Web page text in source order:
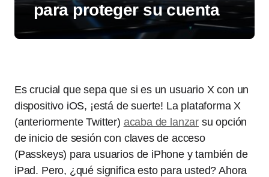
para proteger su cuenta
Es crucial que sepa que si es un usuario X con un
dispositivo iOS, ¡está de suerte! La plataforma X
(anteriormente Twitter) acaba de lanzar su opción
de inicio de sesión con claves de acceso
(Passkeys) para usuarios de iPhone y también de
iPad. Pero, ¿qué significa esto para usted? Ahora